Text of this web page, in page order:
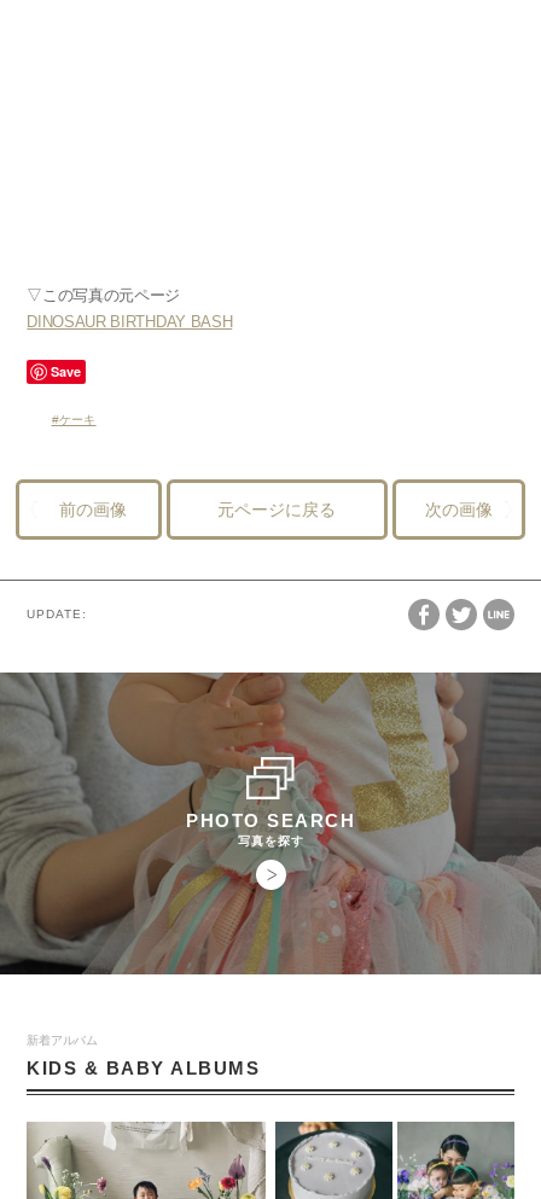
▽この写真の元ページ
DINOSAUR BIRTHDAY BASH
Save
ケーキ
前の画像 元ページに戻る 次の画像
UPDATE:
PHOTO SEARCH
写真を探す
新着アルバム
KIDS & BABY ALBUMS